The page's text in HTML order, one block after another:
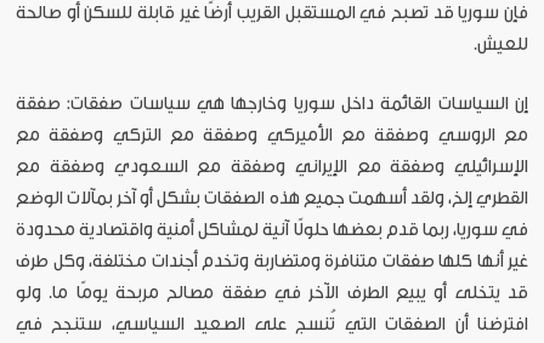
فإن سوريا قد تصبح في المستقبل القريب أرضًا غير قابلة للسكن أو صالحة
للعيش.
إن السياسات القائمة داخل سوريا وخارجها هي سياسات صفقات: صفقة
مع الروسي وصفقة مع الأميركي وصفقة مع التركي وصفقة مع
الإسرائيلي وصفقة مع الإيراني وصفقة مع السعودي وصفقة مع
القطري إلخ، ولقد أسهمت جميع هذه الصفقات بشكل أو آخر بمآلات الوضع
في سوريا، ربما قدم بعضها حلولًا آنية لمشاكل أمنية واقتصادية محدودة
غير أنها كلها صفقات متنافرة ومتضاربة وتخدم أجندات مختلفة، وكل طرف
قد يتخلى أو يبيع الطرف الآخر في صفقة مصالح مربحة يومًا ما. ولو
افترضنا أن الصفقات التي تُنسج على الصعيد السياسي، ستنجح في